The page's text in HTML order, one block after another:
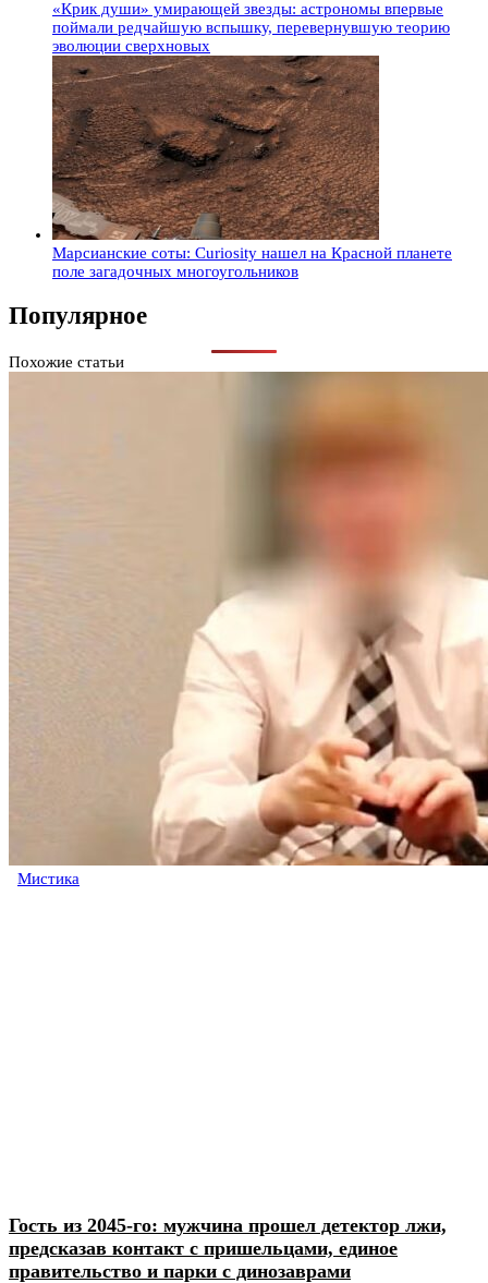
«Крик души» умирающей звезды: астрономы впервые
поймали редчайшую вспышку, перевернувшую теорию
эволюции сверхновых
Марсианские соты: Curiosity нашел на Красной планете
поле загадочных многоугольников
Популярное
Похожие статьи
Мистика
Гость из 2045-го: мужчина прошел детектор лжи,
предсказав контакт с пришельцами, единое
правительство и парки с динозаврами